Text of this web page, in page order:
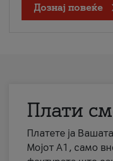
Дознај повеќе
Плати
Платете ја
Мојот А1, само